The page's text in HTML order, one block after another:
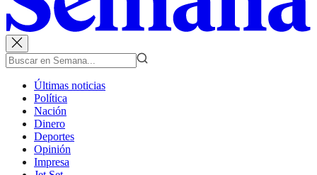
Últimas noticias
Política
Nación
Dinero
Deportes
Opinión
Impresa